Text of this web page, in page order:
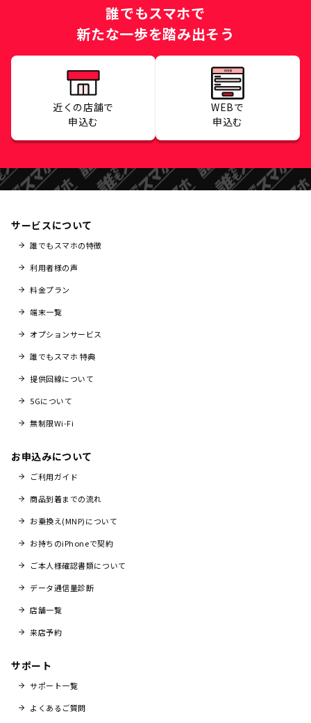
誰でもスマホで
新たな一歩を踏み出そう
近くの店舗で
申込む
WEBで
申込む
サービスについて
誰でもスマホの特徴
利用者様の声
料金プラン
端末一覧
オプションサービス
誰でもスマホ 特典
提供回線について
5Gについて
無制限Wi-Fi
お申込みについて
ご利用ガイド
商品到着までの流れ
お乗換え(MNP)について
お持ちのiPhoneで契約
ご本人様確認書類について
データ通信量診断
店舗一覧
来店予約
サポート
サポート一覧
よくあるご質問